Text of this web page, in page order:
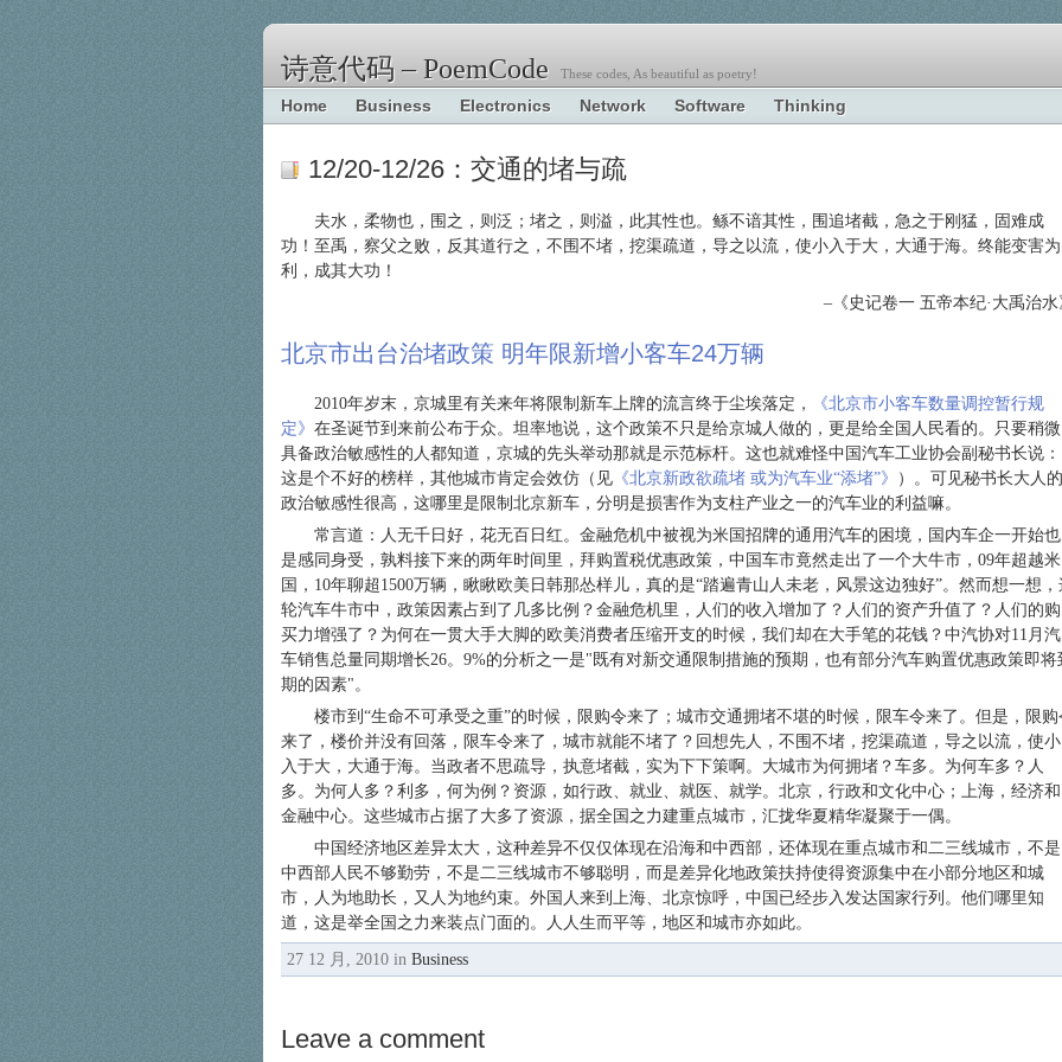
诗意代码 – PoemCode These codes, As beautiful as poetry!
Home Business Electronics Network Software Thinking
12/20-12/26：交通的堵与疏
夫水，柔物也，围之，则泛；堵之，则溢，此其性也。鲧不谙其性，围追堵截，急之于刚猛，固难成
功！至禹，察父之败，反其道行之，不围不堵，挖渠疏道，导之以流，使小入于大，大通于海。终能变害为
利，成其大功！
–《史记卷一 五帝本纪·大禹治水
北京市出台治堵政策 明年限新增小客车24万辆
2010年岁末，京城里有关来年将限制新车上牌的流言终于尘埃落定，
《北京市小客车数量调控暂行规
定》 在圣诞节到来前公布于众。坦率地说，这个政策不只是给京城人做的，更是给全国人民看的。只要稍微
具备政治敏感性的人都知道，京城的先头举动那就是示范标杆。这也就难怪中国汽车工业协会副秘书长说：
这是个不好的榜样，其他城市肯定会效仿（见 《北京新政欲疏堵 或为汽车业“添堵”》
）。可见秘书长大人的
政治敏感性很高，这哪里是限制北京新车，分明是损害作为支柱产业之一的汽车业的利益嘛。
常言道：人无千日好，花无百日红。金融危机中被视为米国招牌的通用汽车的困境，国内车企一开始也
是感同身受，孰料接下来的两年时间里，拜购置税优惠政策，中国车市竟然走出了一个大牛市，09年超越米
国，10年聊超1500万辆，瞅瞅欧美日韩那怂样儿，真的是“踏遍青山人未老，风景这边独好”。然而想一想，
轮汽车牛市中，政策因素占到了几多比例？金融危机里，人们的收入增加了？人们的资产升值了？人们的购
买力增强了？为何在一贯大手大脚的欧美消费者压缩开支的时候，我们却在大手笔的花钱？中汽协对11月汽
车销售总量同期增长26。9%的分析之一是 既有对新交通限制措施的预期，也有部分汽车购置优惠政策即将
期的因素 。
楼市到“生命不可承受之重”的时候，限购令来了；城市交通拥堵不堪的时候，限车令来了。但是，限购
来了，楼价并没有回落，限车令来了，城市就能不堵了？回想先人，不围不堵，挖渠疏道，导之以流，使小
入于大，大通于海。当政者不思疏导，执意堵截，实为下下策啊。大城市为何拥堵？车多。为何车多？人
多。为何人多？利多，何为例？资源，如行政、就业、就医、就学。北京，行政和文化中心；上海，经济和
金融中心。这些城市占据了大多了资源，据全国之力建重点城市，汇拢华夏精华凝聚于一偶。
中国经济地区差异太大，这种差异不仅仅体现在沿海和中西部，还体现在重点城市和二三线城市，不是
中西部人民不够勤劳，不是二三线城市不够聪明，而是差异化地政策扶持使得资源集中在小部分地区和城
市，人为地助长，又人为地约束。外国人来到上海、北京惊呼，中国已经步入发达国家行列。他们哪里知
道，这是举全国之力来装点门面的。人人生而平等，地区和城市亦如此。
27 12 月, 2010 in Business
Leave a comment